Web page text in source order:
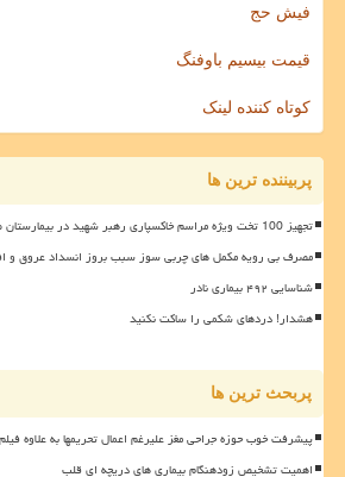
فیش حج
قیمت بیسیم باوفنگ
کوتاه کننده لینک
پربیننده ترین ها
تجهیز 100 تخت ویژه مراسم خاکسپاری رهبر شهید در بیمارستان صحرایی مصلی به علاوه فیلم
مصرف بی رویه مکمل های چربی سوز سبب بروز انسداد عروق و
شناسایی ۴۹۲ بیماری نادر
هشدار! دردهای شکمی را ساکت نکنید
پربحث ترین ها
پیشرفت خوب حوزه جراحی مغز علیرغم اعمال تحریمها به علاوه فیلم
اهمیت تشخیص زودهنگام بیماری های دریچه ای قلب